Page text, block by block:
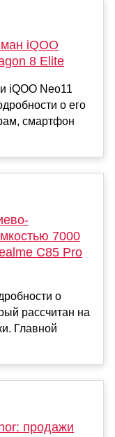
iQOO
8 Elite
iQOO Neo11
о его
смартфон
7000
C85 Pro
о
рассчитан на
Главной
продажи